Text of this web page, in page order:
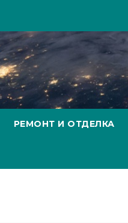
РЕМОНТ И ОТДЕЛКА